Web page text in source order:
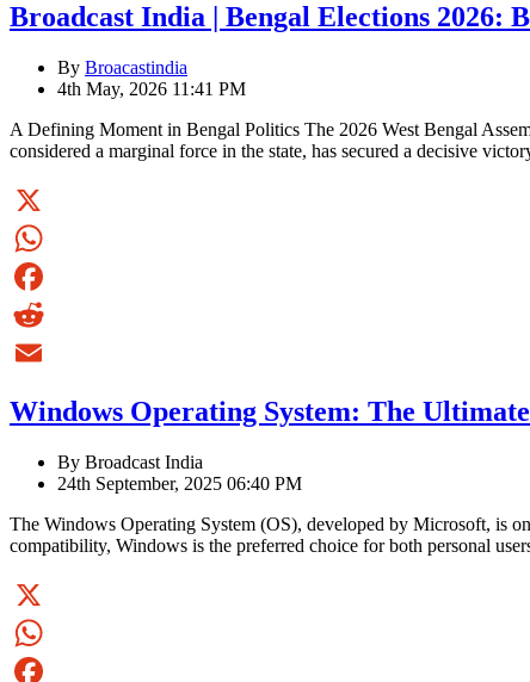
Broadcast India | Bengal Elections 2026:
By Broacastindia
4th May, 2026 11:41 PM
A Defining Moment in Bengal Politics The 2026 West Bengal
considered a marginal force in the state, has secured a decisive
X
WhatsApp
Facebook
Reddit
Windows Operating System: The
By Broadcast India
24th September, 2025 06:40 PM
The Windows Operating System (OS), developed by Microsoft, is
compatibility, Windows is the preferred choice for both personal
X
WhatsApp